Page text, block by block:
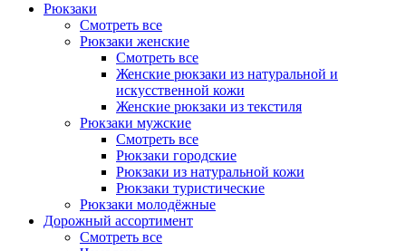
Рюкзаки
Смотреть все
Рюкзаки женские
Смотреть все
Женские рюкзаки из натуральной и
искусственной кожи
Женские рюкзаки из текстиля
Рюкзаки мужские
Смотреть все
Рюкзаки городские
Рюкзаки из натуральной кожи
Рюкзаки туристические
Рюкзаки молодёжные
Дорожный ассортимент
Смотреть все